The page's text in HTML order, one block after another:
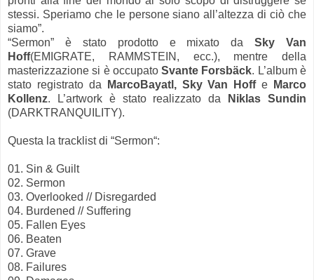
stessi. Speriamo che le persone siano all’altezza di ciò che
siamo”.
“Sermon” è stato prodotto e mixato daSky Van
Hoff(EMIGRATE, RAMMSTEIN, ecc.), mentre della
masterizzazione si è occupatoSvante Forsbäck. L’album è
stato registrato da
MarcoBayatl, Sky Van Hoffe
Marco
Kollenz. L’artwork è stato realizzato da
Niklas Sundin
(DARKTRANQUILITY).
Questa la tracklist di “Sermon“:
01. Sin & Guilt
02. Sermon
03. Overlooked // Disregarded
04. Burdened // Suffering
05. Fallen Eyes
06. Beaten
07. Grave
08. Failures